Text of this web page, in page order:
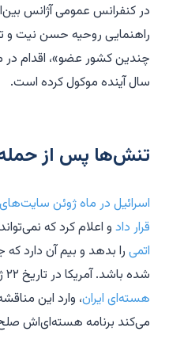
در کنفرانس عمومی آژانس
راهنمایی روحیه حسن نیت و
چندین کشور عضو»، اقدام
سال آینده موکول کرده است.
تنش‌ها پس از
اسرائیل در ماه ژوئن
قرار داد و اعلام کرد که
اتمی را بدهد و بیم آن دارد
شده باشد. آمریکا در تاریخ ۲۲ ژوئن با
هسته‌ای ایران، وارد این
می‌کند برنامه هسته‌ای‌اش